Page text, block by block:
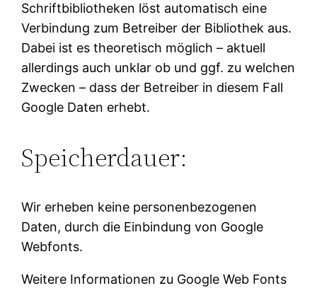
Schriftbibliotheken löst automatisch eine
Verbindung zum Betreiber der Bibliothek aus.
Dabei ist es theoretisch möglich – aktuell
allerdings auch unklar ob und ggf. zu welchen
Zwecken – dass der Betreiber in diesem Fall
Google Daten erhebt.
Speicherdauer:
Wir erheben keine personenbezogenen
Daten, durch die Einbindung von Google
Webfonts.
Weitere Informationen zu Google Web Fonts